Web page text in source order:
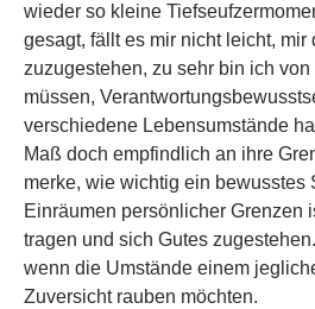
wieder so kleine
gesagt, fällt es mir nicht leicht, mir
zuzugestehen, zu sehr bin ich
müssen,
verschiedene Lebensumstände
Maß doch empfindlich an ihre
merke, wie wichtig ein bewusstes
Einräumen persönlicher Grenzen
tragen und sich Gutes
wenn die Umstände einem
Zuversicht rauben möchten.